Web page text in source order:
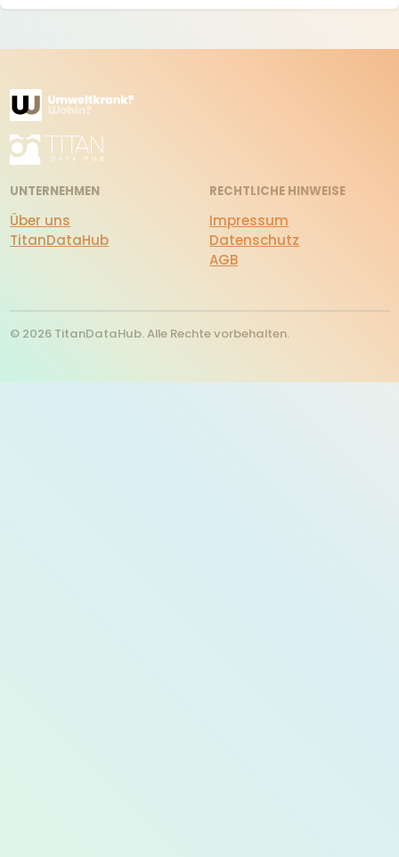
UNTERNEHMEN
Über uns
TitanDataHub
RECHTLICHE HINWEISE
Impressum
Datenschutz
AGB
© 2026 TitanDataHub. Alle Rechte vorbehalten.